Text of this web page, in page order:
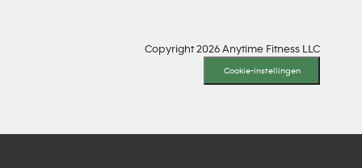
Copyright 2026 Anytime Fitness LLC
Cookie-instellingen